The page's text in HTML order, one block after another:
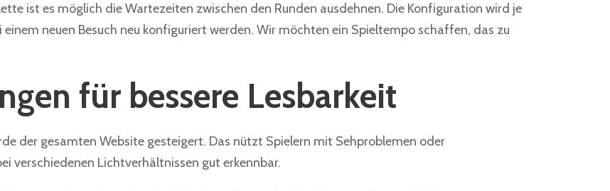
ist es möglich die Wartezeiten zwischen den Runden ausdehnen. Die Konfiguration wird je
neuen Besuch neu konfiguriert werden. Wir möchten ein Spieltempo schaffen, das zu
für bessere Lesbarkeit
der gesamten Website gesteigert. Das nützt Spielern mit Sehproblemen oder
verschiedenen Lichtverhältnissen gut erkennbar.